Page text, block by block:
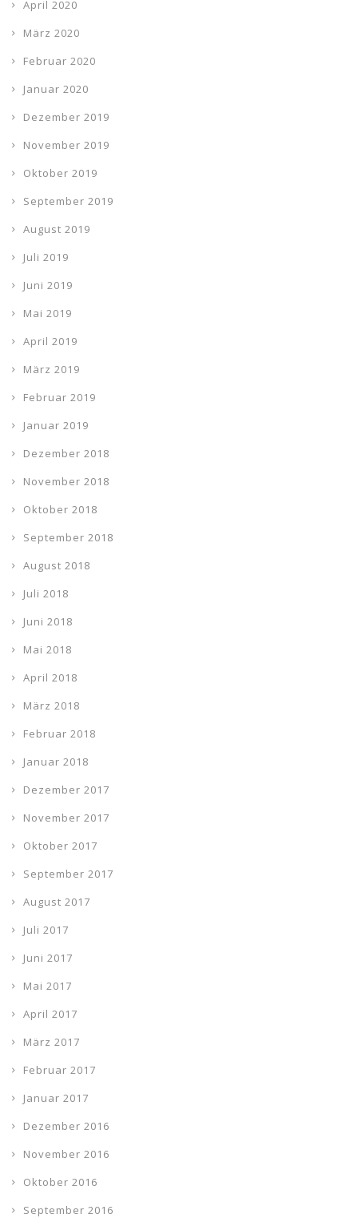
April 2020
März 2020
Februar 2020
Januar 2020
Dezember 2019
November 2019
Oktober 2019
September 2019
August 2019
Juli 2019
Juni 2019
Mai 2019
April 2019
März 2019
Februar 2019
Januar 2019
Dezember 2018
November 2018
Oktober 2018
September 2018
August 2018
Juli 2018
Juni 2018
Mai 2018
April 2018
März 2018
Februar 2018
Januar 2018
Dezember 2017
November 2017
Oktober 2017
September 2017
August 2017
Juli 2017
Juni 2017
Mai 2017
April 2017
März 2017
Februar 2017
Januar 2017
Dezember 2016
November 2016
Oktober 2016
September 2016